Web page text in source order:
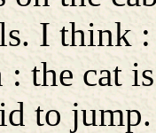
I think
: the cat
to